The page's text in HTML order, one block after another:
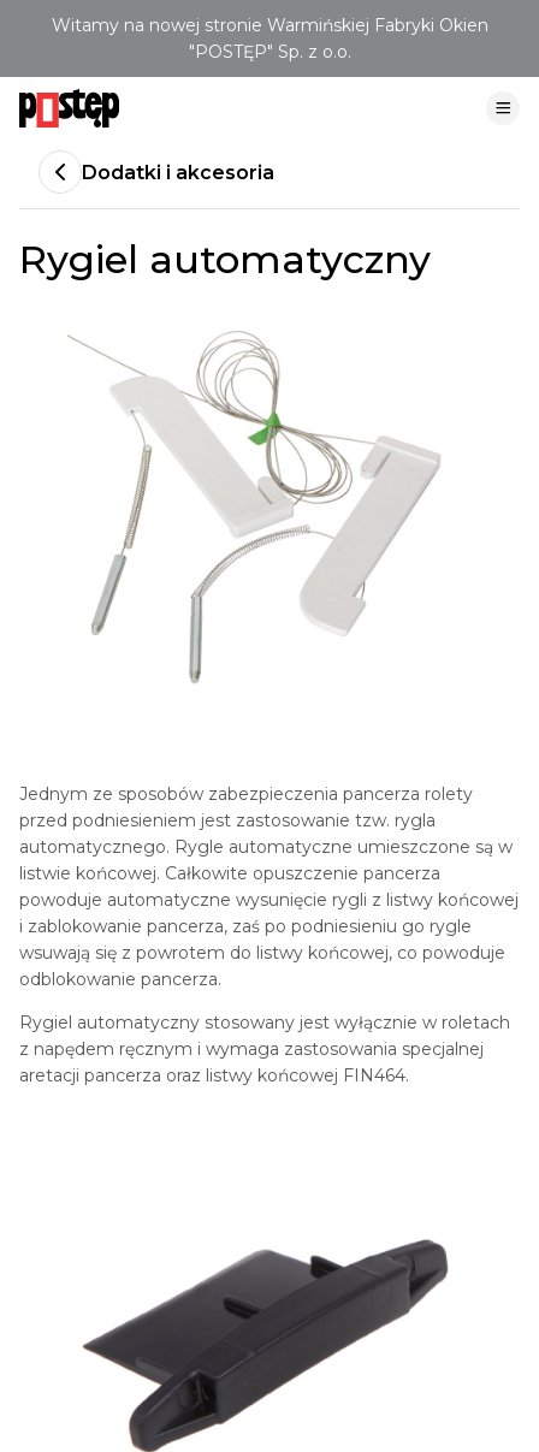
Witamy na nowej stronie Warmińskiej Fabryki Okien
"POSTĘP" Sp. z o.o.
Dodatki i akcesoria
Rygiel automatyczny
Jednym ze sposobów zabezpieczenia pancerza rolety
przed podniesieniem jest zastosowanie tzw. rygla
automatycznego. Rygle automatyczne umieszczone są w
listwie końcowej. Całkowite opuszczenie pancerza
powoduje automatyczne wysunięcie rygli z listwy końcowej
i zablokowanie pancerza, zaś po podniesieniu go rygle
wsuwają się z powrotem do listwy końcowej, co powoduje
odblokowanie pancerza.
Rygiel automatyczny stosowany jest wyłącznie w roletach
z napędem ręcznym i wymaga zastosowania specjalnej
aretacji pancerza oraz listwy końcowej FIN464.